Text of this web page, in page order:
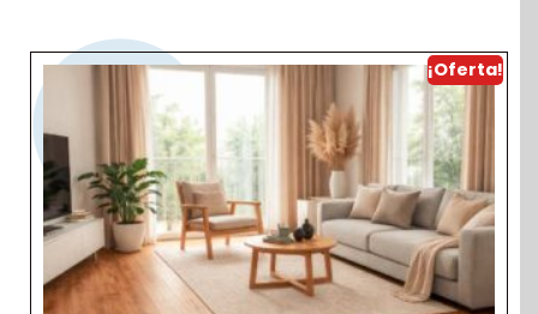
¡Oferta!